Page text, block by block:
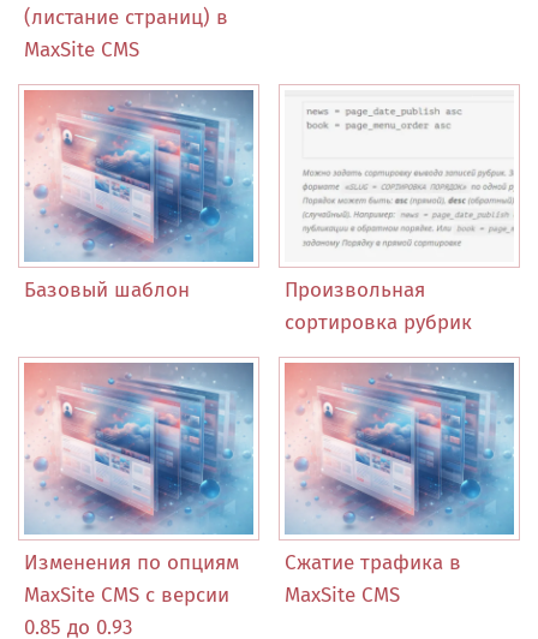
(листание страниц) в
MaxSite CMS
Базовый шаблон
Произвольная
сортировка рубрик
Изменения по опциям
MaxSite CMS с версии
0.85 до 0.93
Сжатие трафика в
MaxSite CMS